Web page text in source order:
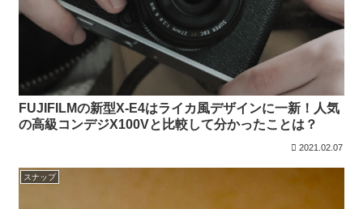
FUJIFILMの新型X-E4はライカ風デザインに一新！人気
の高級コンデジX100Vと比較して分かったことは？
2021.02.07
スナップ